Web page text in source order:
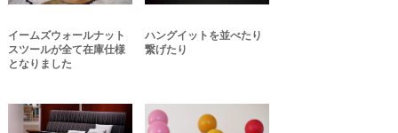
イームズウォールナット
スツールが全て在庫仕様
となりました
ハングイットを並べたり
繋げたり